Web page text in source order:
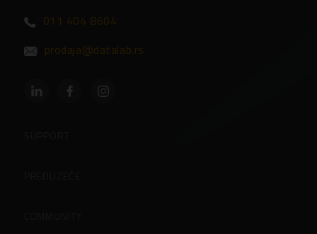
011 404 8604
prodaja@datalab.rs